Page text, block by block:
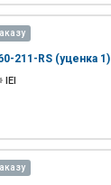
211-RS (уценка 1)
IEI